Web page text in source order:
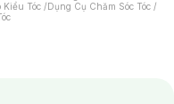
Kiểu Tóc /Dụng Cụ Chăm Sóc Tóc /